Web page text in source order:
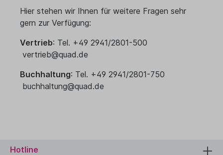
Hier stehen wir Ihnen für weitere Fragen sehr
gern zur Verfügung:
Vertrieb: Tel. +49 2941/2801-500
vertrieb@quad.de
Buchhaltung: Tel. +49 2941/2801-750
buchhaltung@quad.de
Hotline